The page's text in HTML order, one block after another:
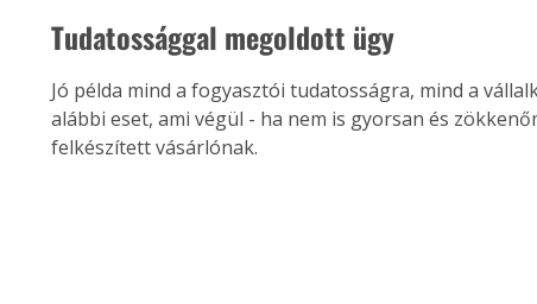
vagy táblagépen. Kényelmesen
nyaralás, pihenés alatt is
elérhetők lapszámaink. Bárhol,
bármikor, akár külföldön élve
Tudatossággal megoldott ügy
Jó példa mind a fogyasztói tudatosságra, mind a
alábbi eset, ami végül - ha nem is gyorsan és
felkészített vásárlónak.